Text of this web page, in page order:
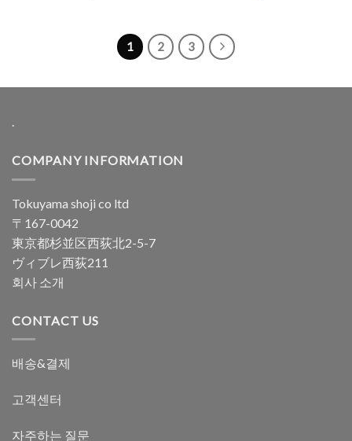
1 2 3
.
COMPANY INFORMATION
Tokuyama shoji co ltd
〒167-0042
東京都杉並区西荻北2-5-7
ヴィブレ西荻211
회사 소개
CONTACT US
배송&결제
고객센터
자주하는 질문